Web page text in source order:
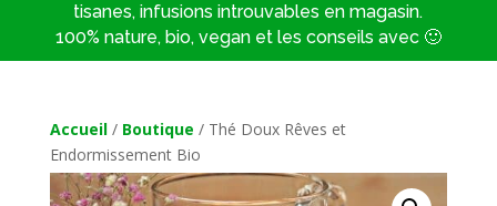
tisanes, infusions introuvables en magasin.
100% nature, bio, vegan et les conseils avec 🙂
Accueil/ Boutique / Thé Doux Rêves et
Endormissement Bio